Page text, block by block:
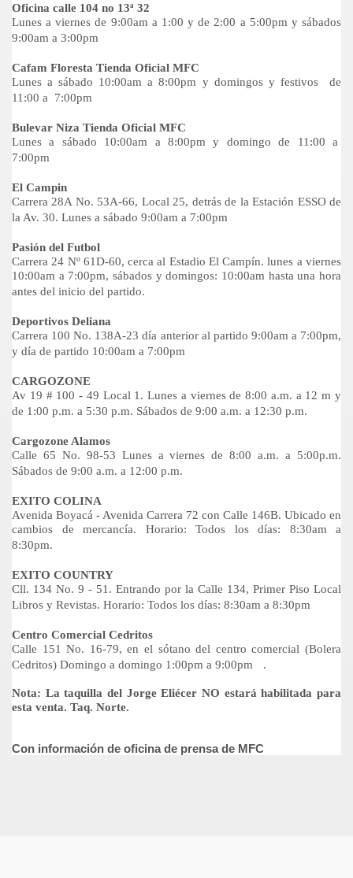
Oficina calle 104 no 13ª 32
Lunes a viernes de 9:00am a 1:00 y de 2:00 a 5:00pm y sábados
9:00am a 3:00pm
Cafam Floresta Tienda Oficial MFC
Lunes a sábado 10:00am a 8:00pm y domingos y festivos de
11:00 a 7:00pm
Bulevar Niza Tienda Oficial MFC
Lunes a sábado 10:00am a 8:00pm y domingo de 11:00 a
7:00pm
El Campin
Carrera 28A No. 53A-66, Local 25, detrás de la Estación ESSO de
la Av. 30. Lunes a sábado 9:00am a 7:00pm
Pasión del Futbol
Carrera 24 Nº 61D-60, cerca al Estadio El Campín. lunes a viernes
10:00am a 7:00pm, sábados y domingos: 10:00am hasta una hora
antes del inicio del partido.
Deportivos Deliana
Carrera 100 No. 138A-23 día anterior al partido 9:00am a 7:00pm,
y día de partido 10:00am a 7:00pm
CARGOZONE
Av 19 # 100 - 49 Local 1. Lunes a viernes de 8:00 a.m. a 12 m y
de 1:00 p.m. a 5:30 p.m. Sábados de 9:00 a.m. a 12:30 p.m.
Cargozone Alamos
Calle 65 No. 98-53 Lunes a viernes de 8:00 a.m. a 5:00p.m.
Sábados de 9:00 a.m. a 12:00 p.m.
EXITO COLINA
Avenida Boyacá - Avenida Carrera 72 con Calle 146B. Ubicado en
cambios de mercancía. Horario: Todos los días: 8:30am a
8:30pm.
EXITO COUNTRY
Cll. 134 No. 9 - 51. Entrando por la Calle 134, Primer Piso Local
Libros y Revistas. Horario: Todos los días: 8:30am a 8:30pm
Centro Comercial Cedritos
Calle 151 No. 16-79, en el sótano del centro comercial (Bolera
Cedritos) Domingo a domingo 1:00pm a 9:00pm .
Nota: La taquilla del Jorge Eliécer NO estará habilitada para
esta venta. Taq. Norte.
Con información de oficina de prensa de MFC